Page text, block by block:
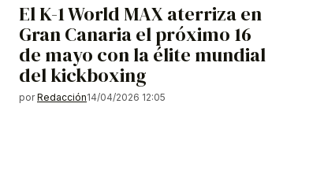
El K-1 World MAX aterriza en
Gran Canaria el próximo 16
de mayo con la élite mundial
del kickboxing
por Redacción14/04/2026 12:05